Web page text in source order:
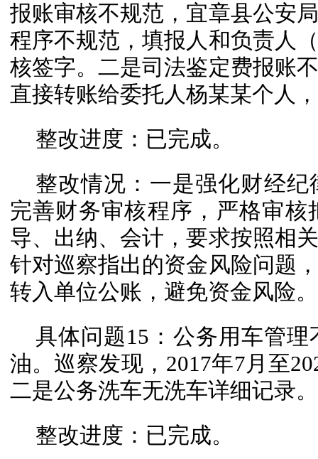
报账审核不规范，宜章县公安
程序不规范，填报人和负责人
核签字。二是司法鉴定费报账
直接转账给委托人杨某某个人
整改进度：已完成。
整改情况：一是强化财经
完善财务审核程序，严格审
导、出纳、会计，要求按照相
针对巡察指出的资金风险问题
转入单位公账，避免资金风险。
具体问题15：公务用车管
油。巡察发现，2017年7月至
二是公务洗车无洗车详细记录。
整改进度：已完成。